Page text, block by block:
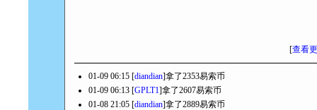
[查看
01-09 06:15 [diandian]拿了2353易索币
01-09 06:13 [GPLT1]拿了2607易索币
01-08 21:05 [diandian]拿了2889易索币